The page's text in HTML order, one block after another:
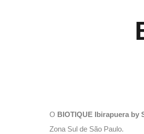
O BIOTIQUE Ibirapuera by
Zona Sul de São Paulo.